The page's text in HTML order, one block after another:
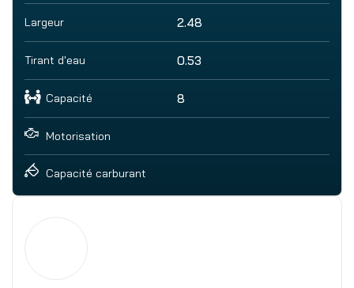
Largeur 2.48
Tirant d'eau 0.53
Capacité 8
Motorisation
Capacité carburant